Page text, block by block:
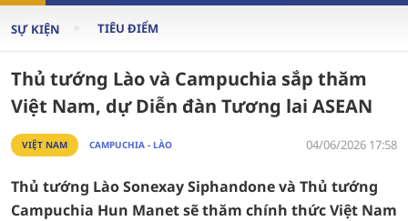
SỰ KIỆN TIÊU ĐIỂM
Thủ tướng Lào và Campuchia sắp thăm
Việt Nam, dự Diễn đàn Tương lai ASEAN
VIỆT NAM CAMPUCHIA - LÀO 04/06/2026 17:58
Thủ tướng Lào Sonexay Siphandone và Thủ tướng
Campuchia Hun Manet sẽ thăm chính thức Việt Nam